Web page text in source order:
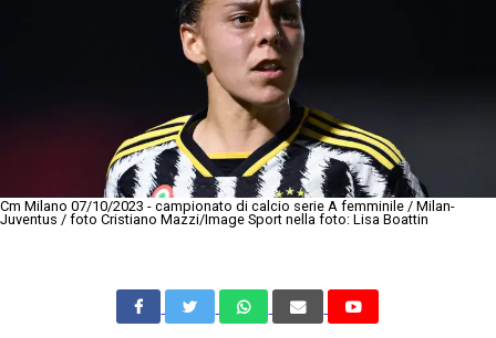
Cm Milano 07/10/2023 - campionato di calcio serie A femminile / Milan-
Juventus / foto Cristiano Mazzi/Image Sport nella foto: Lisa Boattin